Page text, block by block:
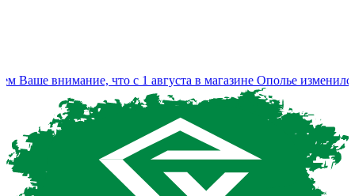
внимание, что с 1 августа в магазине Ополье изменился